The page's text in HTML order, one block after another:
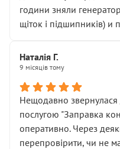
години зняли
щіток і підшипників) и
Наталія Г.
9 місяців тому
Нещодавно звернулася
послугою "Заправка
оперативно. Через
перепровірити, чи не